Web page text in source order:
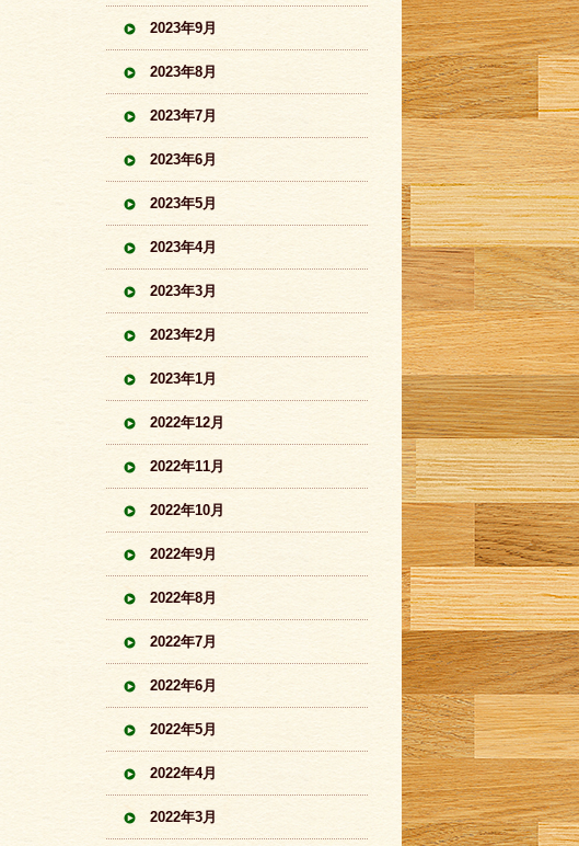
2023年9月
2023年8月
2023年7月
2023年6月
2023年5月
2023年4月
2023年3月
2023年2月
2023年1月
2022年12月
2022年11月
2022年10月
2022年9月
2022年8月
2022年7月
2022年6月
2022年5月
2022年4月
2022年3月